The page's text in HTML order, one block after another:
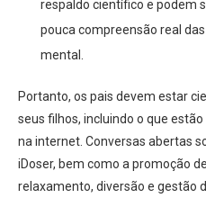
respaldo científico e podem
pouca compreensão real
mental.
Portanto, os pais devem estar
seus filhos, incluindo o que
na internet. Conversas abertas
iDoser, bem como a promoção
relaxamento, diversão e gestão